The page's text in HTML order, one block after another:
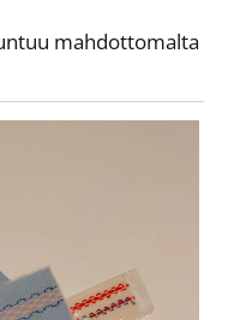
mahdottomalta